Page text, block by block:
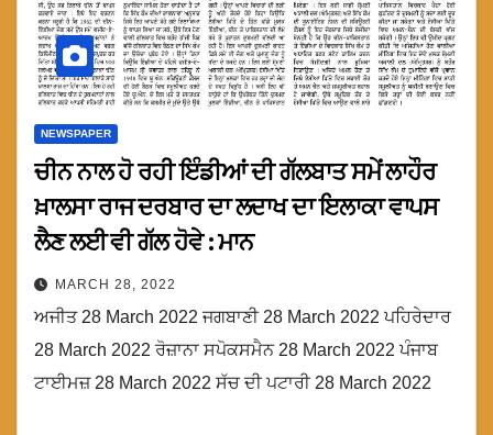
NEWSPAPER
ਚੀਨ ਨਾਲ ਹੋ ਰਹੀ ਇੰਡੀਆਂ ਦੀ ਗੱਲਬਾਤ ਸਮੇਂ ਲਾਹੌਰ
ਖ਼ਾਲਸਾ ਰਾਜ ਦਰਬਾਰ ਦਾ ਲਦਾਖ ਦਾ ਇਲਾਕਾ ਵਾਪਸ
ਲੈਣ ਲਈ ਵੀ ਗੱਲ ਹੋਵੇ : ਮਾਨ
MARCH 28, 2022
ਅਜੀਤ 28 March 2022 ਜਗਬਾਣੀ 28 March 2022 ਪਹਿਰੇਦਾਰ
28 March 2022 ਰੋਜ਼ਾਨਾ ਸਪੋਕਸਮੈਨ 28 March 2022 ਪੰਜਾਬ
ਟਾਈਮਜ਼ 28 March 2022 ਸੱਚ ਦੀ ਪਟਾਰੀ 28 March 2022